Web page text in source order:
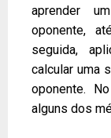
aprender
oponente,
seguida,
calcular uma
oponente.
alguns dos